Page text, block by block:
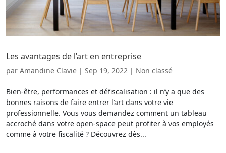
Les avantages de l’art en entreprise
par Amandine Clavie | Sep 19, 2022 | Non classé
Bien-être, performances et défiscalisation : il n’y a que des
bonnes raisons de faire entrer l’art dans votre vie
professionnelle. Vous vous demandez comment un tableau
accroché dans votre open-space peut profiter à vos employés
comme à votre fiscalité ? Découvrez dès...